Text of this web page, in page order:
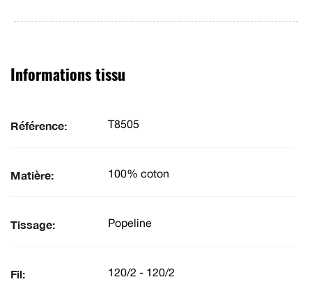
Informations tissu
Référence: T8505
Matière: 100% coton
Tissage: Popeline
Fil: 120/2 - 120/2